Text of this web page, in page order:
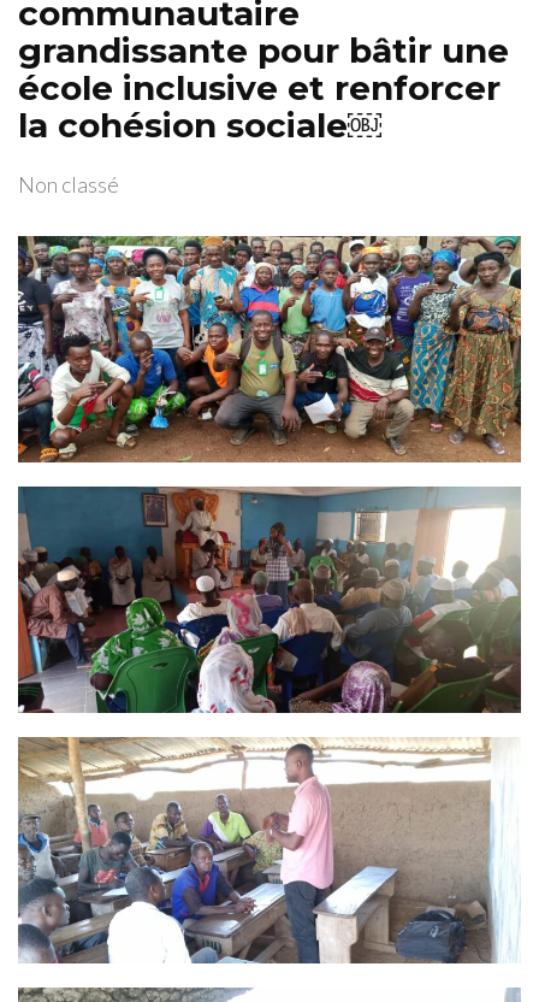
communautaire
grandissante pour bâtir une
école inclusive et renforcer
la cohésion sociale￼
Non classé